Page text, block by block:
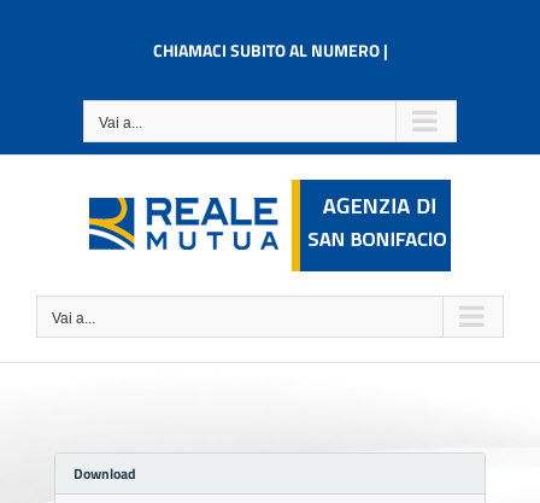
CHIAMACI SUBITO AL NUMERO |
Vai a...
Vai a...
Download